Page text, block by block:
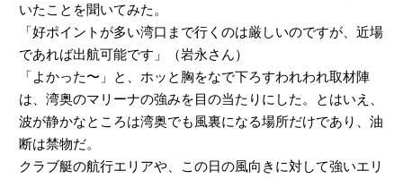
いたことを聞いてみた。
「好ポイントが多い湾口まで行くのは厳しいのですが、近場
であれば出航可能です」（岩永さん）
「よかった〜」と、ホッと胸をなで下ろすわれわれ取材陣
は、湾奥のマリーナの強みを目の当たりにした。とはいえ、
波が静かなところは湾奥でも風裏になる場所だけであり、油
断は禁物だ。
クラブ艇の航行エリアや、この日の風向きに対して強いエリ